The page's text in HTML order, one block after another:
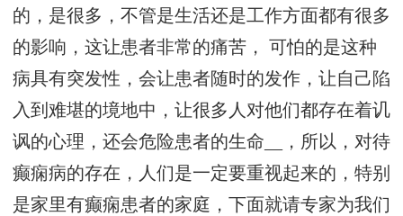
的，是很多，不管是生活还是工作方面都有很多
的影响，这让患者非常的痛苦， 可怕的是这种
病具有突发性，会让患者随时的发作，让自己陷
入到难堪的境地中，让很多人对他们都存在着讥
讽的心理，还会危险患者的生命__，所以，对待
癫痫病的存在，人们是一定要重视起来的，特别
是家里有癫痫患者的家庭，下面就请专家为我们